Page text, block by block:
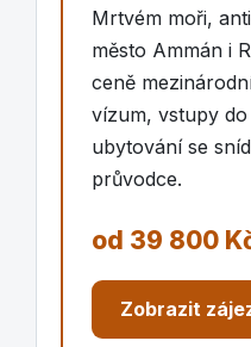
Mrtvém moři,
město Ammán i
ceně
vízum, vstupy
ubytování se
průvodce.
od 39 800
Zobrazit